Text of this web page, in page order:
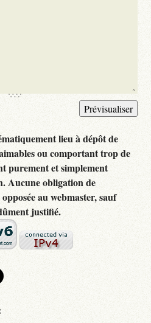
lieu à dépôt de
ou comportant trop de
purement et simplement
Aucune obligation de
au webmaster, sauf
justifié.